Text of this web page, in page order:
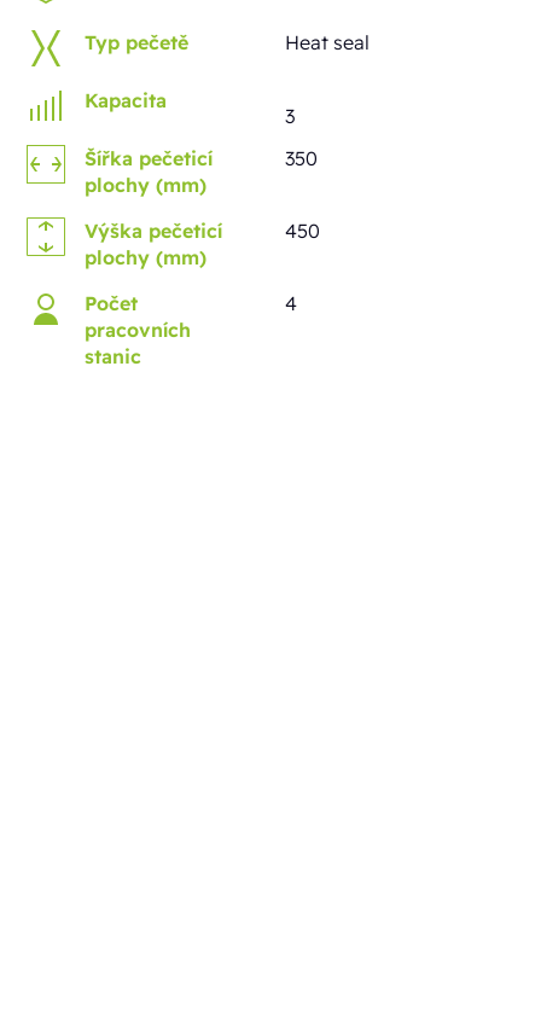
Typ pečetě Heat seal
Kapacita
3
Šířka pečeticí
plochy (mm)
350
Výška pečeticí
plochy (mm)
450
Počet
pracovních
stanic
4